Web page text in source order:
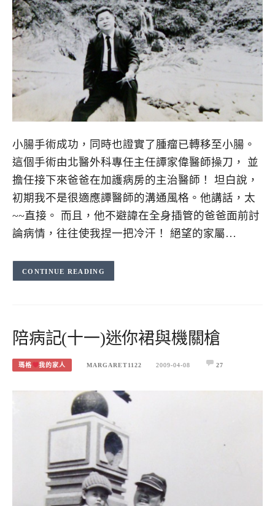
小腸手術成功，同時也證實了腫瘤已轉移至小腸。
這個手術由北醫外科專任主任譚家偉醫師操刀， 並
擔任接下來爸爸在加護病房的主治醫師！ 坦白說，
初期我不是很適應譚醫師的溝通風格。他講話，太
~~直接。 而且，他不避諱在全身插管的爸爸面前討
論病情，往往使我捏一把冷汗！ 絕望的家屬…
CONTINUE READING
陪病記(十一)迷你裙與機關槍
瑪格 我的家人 MARGARET1122 2009-04-08 27